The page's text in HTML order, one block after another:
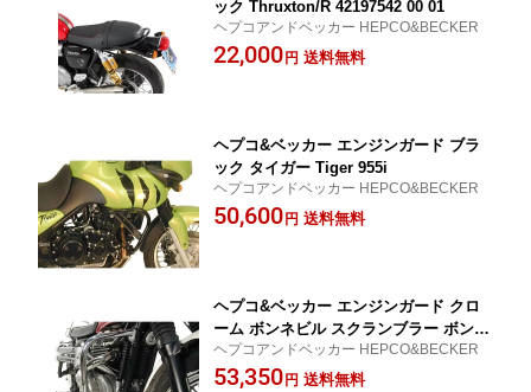
ック Thruxton/R 42197542 00 01
ヘプコアンドベッカー HEPCO&BECKER
22,000円 送料無料
ヘプコ&ベッカー エンジンガード ブラ
ック タイガー Tiger 955i
ヘプコアンドベッカー HEPCO&BECKER
50,600円 送料無料
ヘプコ&ベッカー エンジンガード クロ
ーム ボンネビル スクランブラー ボンネ
ビル Bonneville T100 SEScrambler 90
0
ヘプコアンドベッカー HEPCO&BECKER
53,350円 送料無料